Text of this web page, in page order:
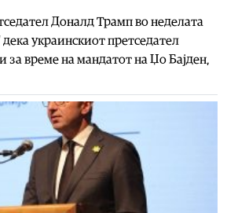
Доналд Трамп во неделата
дека украинскиот претседател
за време на мандатот на Џо Бајден,